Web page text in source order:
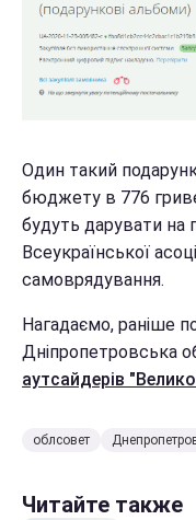
Один такий
бюджету в 776
будуть дарувати на
Всеукраїнської
самоврядування.
Нагадаємо, раніше
Дніпропетровська
аутсайдерів
облсовет
Читайте также